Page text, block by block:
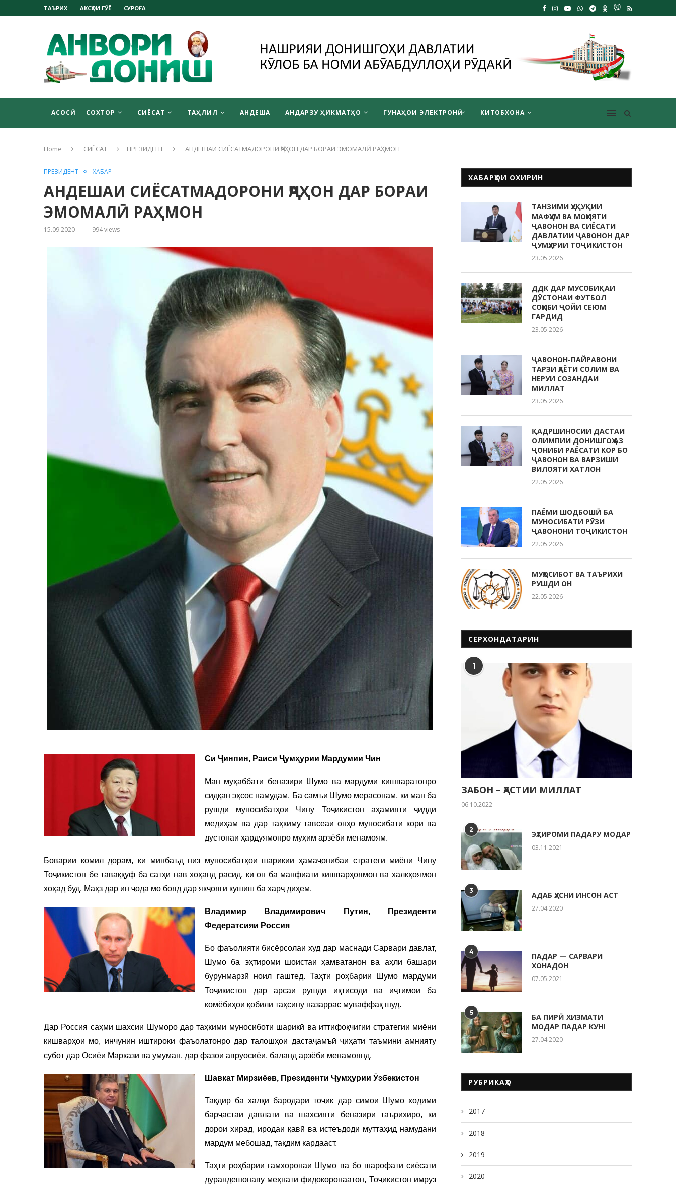
ТАЪРИХ АКСҲОИ ГӮЁ СУРОҒА
АСОСӢ СОХТОР СИЁСАТ ТАҲЛИЛ АНДЕША АНДАРЗУ ҲИКМАТҲО ГУНАҲОИ ЭЛЕКТРОНӢ КИТОБХОНА
Home СИЁСАТ ПРЕЗИДЕНТ АНДЕШАИ СИЁСАТМАДОРОНИ ҶАҲОН ДАР БОРАИ ЭМОМАЛӢ РАҲМОН
ПРЕЗИДЕНТ ХАБАР
АНДЕШАИ СИЁСАТМАДОРОНИ ҶАҲОН ДАР БОРАИ
ЭМОМАЛӢ РАҲМОН
15.09.2020 994views
Си Ҷинпин, Раиси Ҷумҳурии Мардумии Чин
Ман муҳаббати беназири Шумо ва мардуми кишваратонро
сидқан эҳсос намудам. Ба самъи Шумо мерасонам, ки ман ба
рушди муносибатҳои Чину Тоҷикистон аҳамияти ҷиддӣ
медиҳам ва дар таҳкиму тавсеаи онҳо муносибати корӣ ва
дӯстонаи ҳардуямонро муҳим арзёбӣ менамоям.
Боварии комил дорам, ки минбаъд низ муносибатҳои шарикии ҳамаҷонибаи стратегӣ миёни Чину
Тоҷикистон бе таваққуф ба сатҳи нав хоҳанд расид, ки он ба манфиати кишварҳоямон ва халкҳоямон
хоҳад буд. Маҳз дар ин ҷода мо бояд дар якҷоягӣ кӯшиш ба харҷ диҳем.
Владимир Владимирович Путин, Президенти
Федератсияи Россия
Бо фаъолияти бисёрсолаи худ дар маснади Сарвари давлат,
Шумо ба эҳтироми шоистаи ҳамватанон ва аҳли башари
бурунмарзӣ ноил гаштед. Таҳти роҳбарии Шумо мардуми
Тоҷикистон дар арсаи рушди иқтисодӣ ва иҷтимоӣ ба
комёбиҳои қобили таҳсину назаррас муваффақ шуд.
Дар Россия саҳми шахсии Шуморо дар таҳкими муносиботи шарикӣ ва иттифоқчигии стратегии миёни
кишварҳои мо, инчунин иштироки фаъолатонро дар талошҳои дастаҷамъӣ ҷиҳати таъмини амнияту
субот дар Осиёи Марказӣ ва умуман, дар фазои авруосиёӣ, баланд арзёбӣ менамоянд.
Шавкат Мирзиёев, Президенти Ҷумҳурии Ӯзбекистон
Тақдир ба халқи бародари тоҷик дар симои Шумо ходими
барҷастаи давлатӣ ва шахсияти беназири таърихиро, ки
дорои хирад, иродаи қавӣ ва истеъдоди муттаҳид намудани
мардум мебошад, тақдим кардааст.
Таҳти роҳбарии ғамхоронаи Шумо ва бо шарофати сиёсати
дурандешонаву меҳнати фидокоронаатон, Тоҷикистон имрӯз
ХАБАРҲОИ ОХИРИН
ТАНЗИМИ ҲУҚУҚИИ
МАФҲУМ ВА МОҲИЯТИ
ҶАВОНОН ВА СИЁСАТИ
ДАВЛАТИИ ҶАВОНОН ДАР
ҶУМҲУРИИ ТОҶИКИСТОН
23.05.2026
ДДК ДАР МУСОБИҚАИ
ДӮСТОНАИ ФУТБОЛ
СОҲИБИ ҶОЙИ СЕЮМ
ГАРДИД
23.05.2026
ҶАВОНОН-ПАЙРАВОНИ
ТАРЗИ ҲАЁТИ СОЛИМ ВА
НЕРУИ СОЗАНДАИ
МИЛЛАТ
23.05.2026
ҚАДРШИНОСИИ ДАСТАИ
ОЛИМПИИ ДОНИШГОҲ АЗ
ҶОНИБИ РАЁСАТИ КОР БО
ҶАВОНОН ВА ВАРЗИШИ
ВИЛОЯТИ ХАТЛОН
22.05.2026
ПАЁМИ ШОДБОШӢ БА
МУНОСИБАТИ РӮЗИ
ҶАВОНОНИ ТОҶИКИСТОН
22.05.2026
МУҲОСИБОТ ВА ТАЪРИХИ
РУШДИ ОН
22.05.2026
СЕРХОНДАТАРИН
1
ЗАБОН – ҲАСТИИ МИЛЛАТ
06.10.2022
2 ЭҲТИРОМИ ПАДАРУ МОДАР
03.11.2021
3 АДАБ ҲУСНИ ИНСОН АСТ
27.04.2020
4
ПАДАР — САРВАРИ
ХОНАДОН
07.05.2021
5
БА ПИРӢ ХИЗМАТИ
МОДАР ПАДАР КУН!
27.04.2020
РУБРИКАҲО
2017
2018
2019
2020